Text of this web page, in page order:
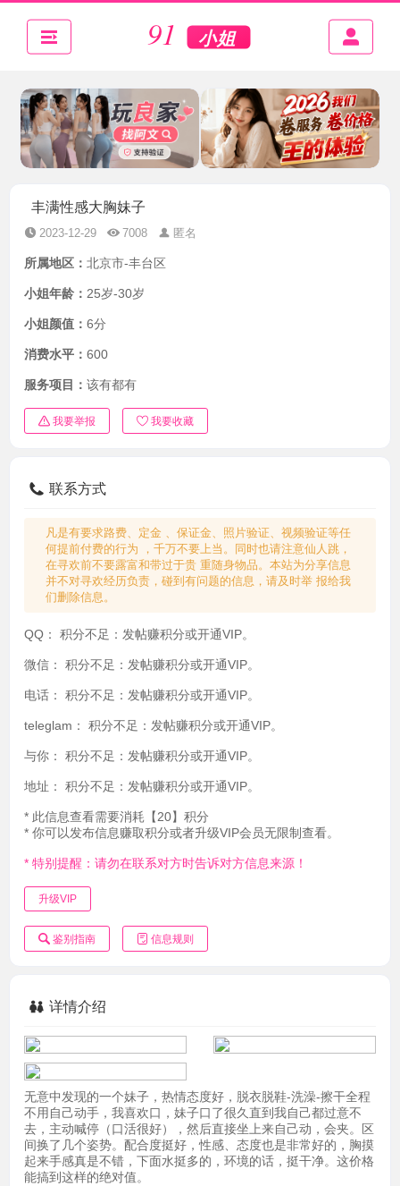
丰满性感大胸妹子
2023-12-29 7008 匿名
所属地区： 北京市-丰台区
小姐年龄： 25岁-30岁
小姐颜值： 6分
消费水平： 600
服务项目： 该有都有
我要举报 我要收藏
联系方式
凡是有要求路费、定金 、保证金、照片验证、视频验证等任
何提前付费的行为 ，千万不要上当。同时也请注意仙人跳，
在寻欢前不要露富和带过于贵 重随身物品。本站为分享信息
并不对寻欢经历负责，碰到有问题的信息，请及时举 报给我
们删除信息。
QQ： 积分不足：发帖赚积分或开通VIP。
微信： 积分不足：发帖赚积分或开通VIP。
电话： 积分不足：发帖赚积分或开通VIP。
teleglam： 积分不足：发帖赚积分或开通VIP。
与你： 积分不足：发帖赚积分或开通VIP。
地址： 积分不足：发帖赚积分或开通VIP。
* 此信息查看需要消耗【20】积分
* 你可以发布信息赚取积分或者升级VIP会员无限制查看。
* 特别提醒：请勿在联系对方时告诉对方信息来源！
升级VIP
鉴别指南 信息规则
详情介绍
无意中发现的一个妹子，热情态度好，脱衣脱鞋-洗澡-擦干全程
不用自己动手，我喜欢口，妹子口了很久直到我自己都过意不
去，主动喊停（口活很好），然后直接坐上来自己动，会夹。区
间换了几个姿势。配合度挺好，性感、态度也是非常好的，胸摸
起来手感真是不错，下面水挺多的，环境的话，挺干净。这价格
能搞到这样的绝对值。